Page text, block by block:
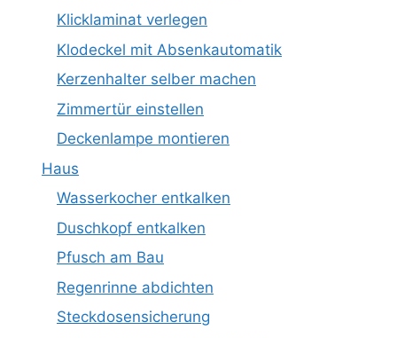
Klicklaminat verlegen
Klodeckel mit Absenkautomatik
Kerzenhalter selber machen
Zimmertür einstellen
Deckenlampe montieren
Haus
Wasserkocher entkalken
Duschkopf entkalken
Pfusch am Bau
Regenrinne abdichten
Steckdosensicherung